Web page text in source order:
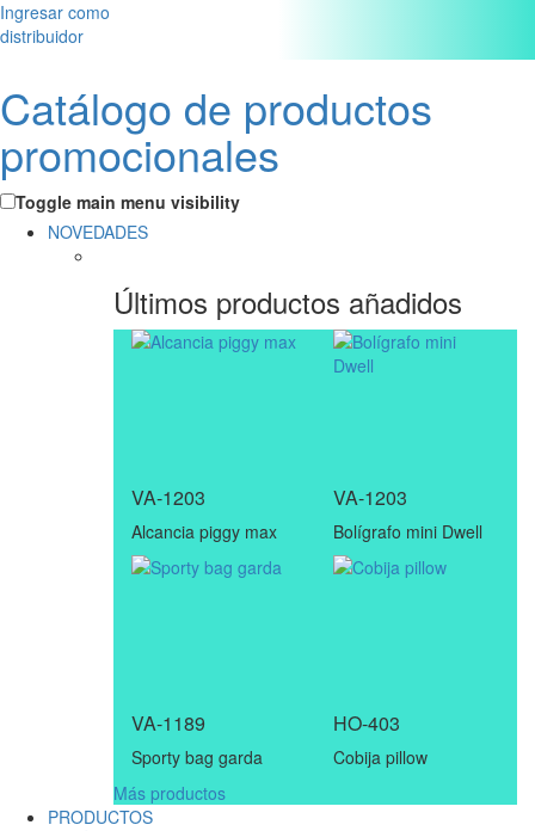
Ingresar como
distribuidor
Catálogo de productos
promocionales
Toggle main menu visibility
NOVEDADES
Últimos productos añadidos
VA-1203
Alcancia piggy max
VA-1203
Bolígrafo mini Dwell
VA-1189
Sporty bag garda
HO-403
Cobija pillow
Más productos
PRODUCTOS